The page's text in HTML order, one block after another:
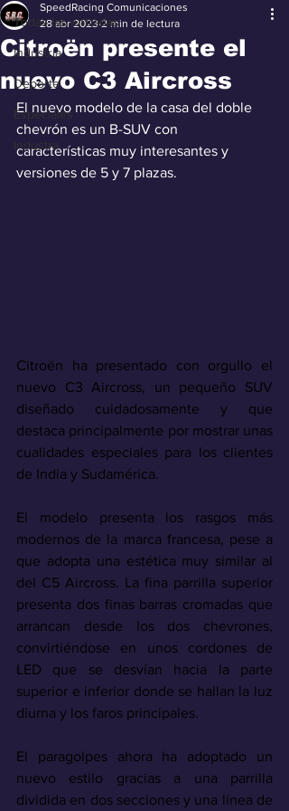
Todas las entradas
Industria
Deporte
Especiales
Industra
Citroën presente el
nuevo C3 Aircross
SpeedRacing Comunicaciones
28 abr 2023 2 min de lectura
El nuevo modelo de la casa del doble
chevrón es un B-SUV con
características muy interesantes y
versiones de 5 y 7 plazas.
Citroën ha presentado con orgullo el
nuevo C3 Aircross, un pequeño SUV
diseñado cuidadosamente y que
destaca principalmente por mostrar unas
cualidades especiales para los clientes
de India y Sudamérica.
El modelo presenta los rasgos más
modernos de la marca francesa, pese a
que adopta una estética muy similar al
del C5 Aircross. La fina parrilla superior
presenta dos finas barras cromadas que
arrancan desde los dos chevrones,
convirtiéndose en unos cordones de
LED que se desvían hacia la parte
superior e inferior donde se hallan la luz
diurna y los faros principales.
El paragolpes ahora ha adoptado un
nuevo estilo gracias a una parrilla
dividida en dos secciones y una línea de